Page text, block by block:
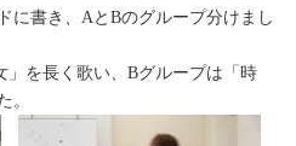
に書き、AとBのグループ分けまし
を長く歌い、Bグループは「時
。​